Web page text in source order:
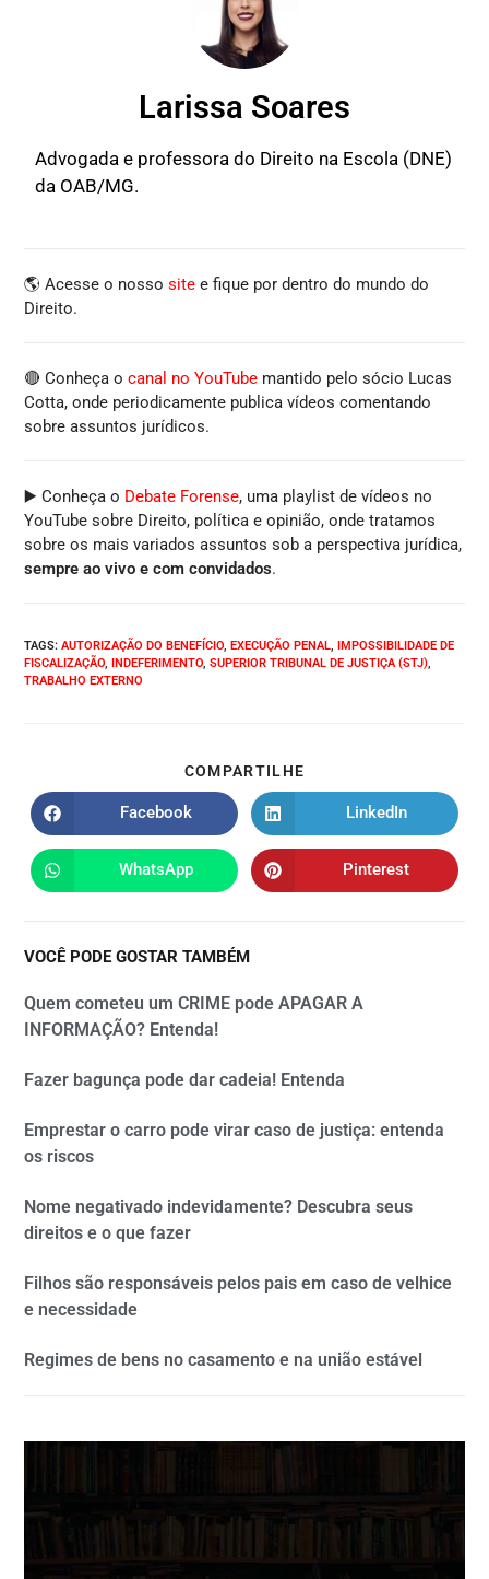
Larissa Soares
Advogada e professora do Direito na Escola (DNE)
da OAB/MG.
🌎 Acesse o nossosite e fique por dentro do mundo do
Direito.
🔴 Conheça ocanal no YouTube mantido pelo sócio Lucas
Cotta, onde periodicamente publica vídeos comentando
sobre assuntos jurídicos.
▶️ Conheça o Debate Forense, uma playlist de vídeos no
YouTube sobre Direito, política e opinião, onde tratamos
sobre os mais variados assuntos sob a perspectiva jurídica,
sempre ao vivo e com convidados.
TAGS:AUTORIZAÇÃO DO BENEFÍCIO, EXECUÇÃO PENAL, IMPOSSIBILIDADE DE
FISCALIZAÇÃO, INDEFERIMENTO, SUPERIOR TRIBUNAL DE JUSTIÇA (STJ),
TRABALHO EXTERNO
COMPARTILHE
Facebook LinkedIn
WhatsApp Pinterest
VOCÊ PODE GOSTAR TAMBÉM
Quem cometeu um CRIME pode APAGAR A
INFORMAÇÃO? Entenda!
Fazer bagunça pode dar cadeia! Entenda
Emprestar o carro pode virar caso de justiça: entenda
os riscos
Nome negativado indevidamente? Descubra seus
direitos e o que fazer
Filhos são responsáveis pelos pais em caso de velhice
e necessidade
Regimes de bens no casamento e na união estável